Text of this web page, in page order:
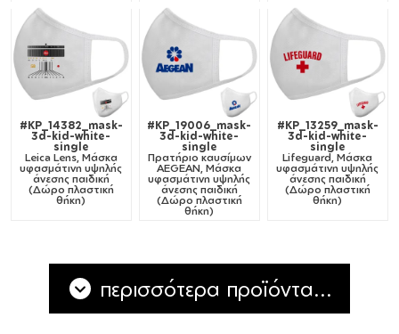
#KP_14382_mask-
3d-kid-white-
single
Leica Lens, Μάσκα
υφασμάτινη υψηλής
άνεσης παιδική
(Δώρο πλαστική
θήκη)
#KP_19006_mask-
3d-kid-white-
single
Πρατήριο καυσίμων
AEGEAN, Μάσκα
υφασμάτινη υψηλής
άνεσης παιδική
(Δώρο πλαστική
θήκη)
#KP_13259_mask-
3d-kid-white-
single
Lifeguard, Μάσκα
υφασμάτινη υψηλής
άνεσης παιδική
(Δώρο πλαστική
θήκη)
περισσότερα προϊόντα...